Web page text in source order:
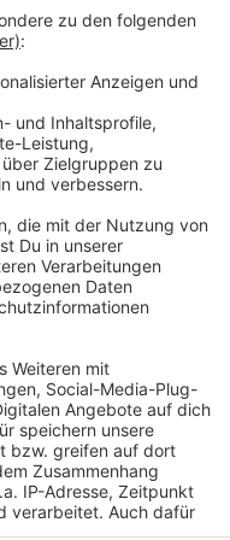
Fakten um die
Portion Humor
hier bekommt ihr die